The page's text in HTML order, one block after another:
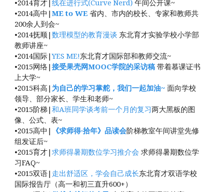
•2014育才|线在进行式(Curve Nerd) 午间公开课~
•2014高中|ME to WE 省内、市内的校长、专家和教师共
200余人到会~
•2014抚顺|数理模型的教育漫谈 东北育才实验学校小学部
教师讲座~
•2014国际|YES ME!东北育才国际部和教师交流~
•2015网络|接受果壳网MOOC学院的采访稿 带着慕课证书
上大学~
•2015科高| 为自己的学习掌舵，我们一起加油~ 面向学校
领导、部分家长、学生和老师~
•2015阶梯|和A班同学谈考前一个月的复习两大黑板的图
像、公式、表~
•2015高中| 《求师得·拾年》品读会阶梯教室午间讲堂先修
组发证后~
•2015育才|求师得暑期数位学习推介会 求师得暑期数位学
习FAQ~
•2015双语| 走出舒适区，学会自己成长东北育才双语学校
国际报告厅（高一和初三直升600+）